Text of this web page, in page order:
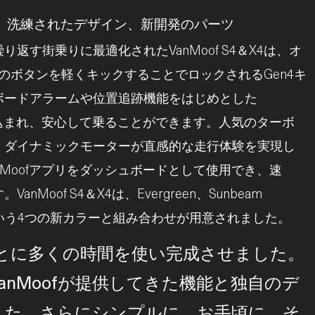
練されたデザイン、新開発のパーツ
返す街乗りに最適化されたVanMoof S4＆X4は、オ
ボタンを軽くキックすることでロックされるGen4キ
ドアラームや位置追跡機能をはじめとした
れ、安心して乗ることができます。人気のターボ
イナミックモーターが直感的な走行体験を実現し
アプリをダッシュボードとして使用でき、速
VanMoof S4＆X4は、Evergreen、Sunbeam
4つの新カラーと組み合わせが用意されました。
多くの時間を使い完成させました。
が提供してきた機能と独自のデ